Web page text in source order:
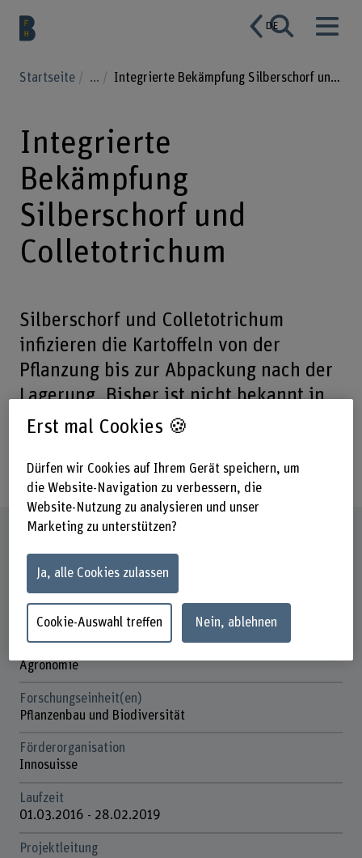
DE
Startseite ... Integrierte Bekämpfung Silberschorf und Colletotrichum
Integrierte
Bekämpfung
Silberschorf und
Colletotrichum
Silberschorf und Colletotrichum
infizieren die Kartoffeln von der
Pflanzung bis zur Abpackung nach der
Lagerung. Bisher ist nicht bekannt in
welchen Phasen das Infektionsrisiko
Massnahmen am wirksamsten sind.
Steckbrief
Beteiligte Departemente
Lebensmittelwissenschaften
Agronomie
Forschungseinheit(en)
Pflanzenbau und Biodiversität
Förderorganisation
Innosuisse
Laufzeit
01.03.2016 - 28.02.2019
Projektleitung
Erst mal Cookies 🍪
Dürfen wir Cookies auf Ihrem Gerät speichern, um
die Website-Navigation zu verbessern, die
Website-Nutzung zu analysieren und unser
Marketing zu unterstützen?
Ja, alle Cookies zulassen
Cookie-Auswahl treffen Nein, ablehnen